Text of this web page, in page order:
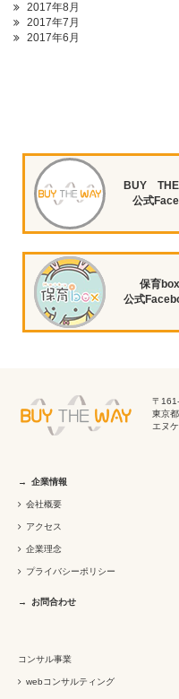
2017年8月
2017年7月
2017年6月
BUY
公式
保育box
公式
〒
東京
エヌ
企業情報
会社概要
アクセス
企業理念
プライバシーポリシー
お問合わせ
コンサル事業
webコンサルティング